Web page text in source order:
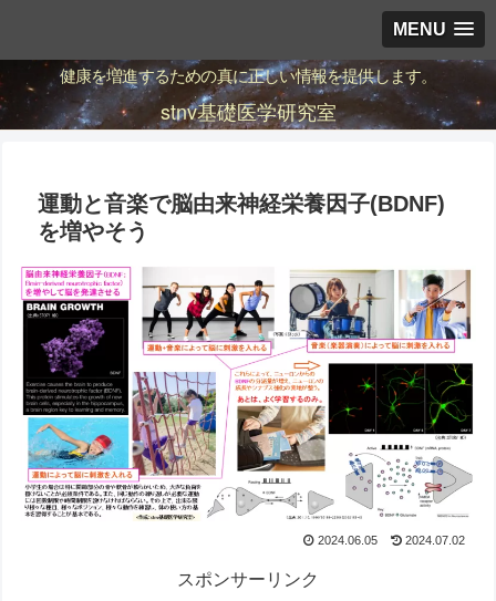
MENU
健康を増進するための真に正しい情報を提供します。
stnv基礎医学研究室
運動と音楽で脳由来神経栄養因子(BDNF)
を増やそう
2024.06.05 2024.07.02
スポンサーリンク